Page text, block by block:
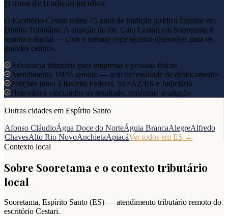
75 anos de tradição jurídica
O Escritório Cestari reúne 75 anos de tradição jurídica familiar em
Direito Tributário. A atuação do Dr. Caio Cestari em Sooretama é
remota e digital — com o mesmo rigor técnico disponível para os
grandes centros.
Advocacia tributária para empresas e pessoas físicas
Atendimento 100% remoto — sem necessidade de deslocamento
Petições junto à Receita Federal, SEFAZ/ES e Judiciário
Honorários vinculados ao resultado, conforme avaliação
Outras cidades em Espírito Santo
Afonso CláudioÁgua Doce do NorteÁguia BrancaAlegreAlfredo
ChavesAlto Rio NovoAnchietaApiacáVer todos em ES →
Contexto local
Sobre Sooretama e o contexto tributário
local
Sooretama, Espírito Santo (ES) — atendimento tributário remoto do
escritório Cestari.